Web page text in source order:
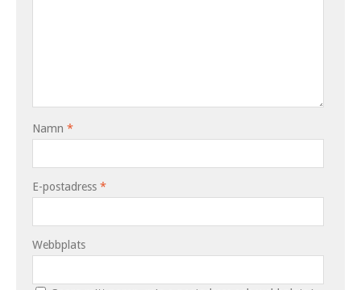
Namn *
E-postadress *
Webbplats